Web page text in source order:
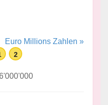
Euro Millions Zahlen »
2